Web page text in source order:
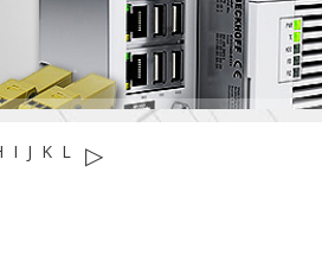
I J K L M
▷